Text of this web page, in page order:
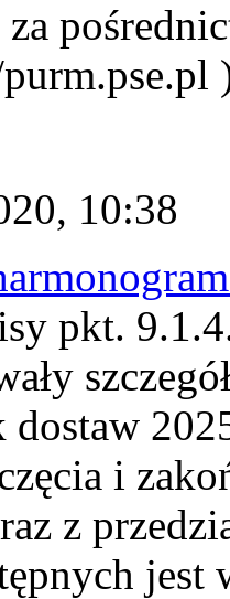
za
10:38
pkt.
dostaw
i
z
jest